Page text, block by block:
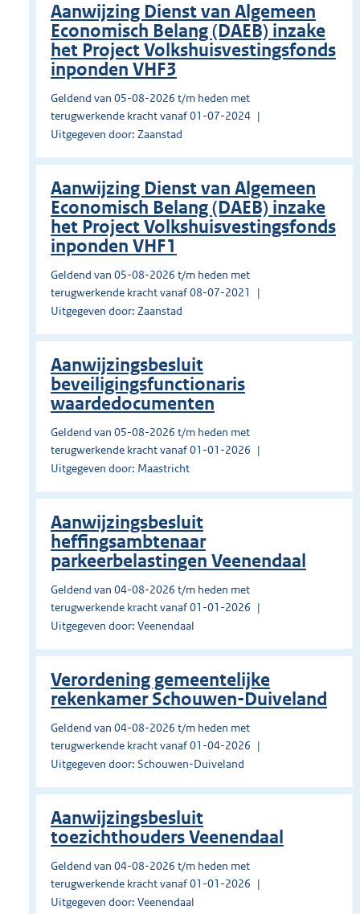
Aanwijzing Dienst van Algemeen
Economisch Belang (DAEB) inzake
het Project Volkshuisvestingsfonds
inponden VHF3
Geldend van 05-08-2026 t/m heden met
terugwerkende kracht vanaf 01-07-2024
Uitgegeven door: Zaanstad
Aanwijzing Dienst van Algemeen
Economisch Belang (DAEB) inzake
het Project Volkshuisvestingsfonds
inponden VHF1
Geldend van 05-08-2026 t/m heden met
terugwerkende kracht vanaf 08-07-2021
Uitgegeven door: Zaanstad
Aanwijzingsbesluit
beveiligingsfunctionaris
waardedocumenten
Geldend van 05-08-2026 t/m heden met
terugwerkende kracht vanaf 01-01-2026
Uitgegeven door: Maastricht
Aanwijzingsbesluit
heffingsambtenaar
parkeerbelastingen Veenendaal
Geldend van 04-08-2026 t/m heden met
terugwerkende kracht vanaf 01-01-2026
Uitgegeven door: Veenendaal
Verordening gemeentelijke
rekenkamer Schouwen-Duiveland
Geldend van 04-08-2026 t/m heden met
terugwerkende kracht vanaf 01-04-2026
Uitgegeven door: Schouwen-Duiveland
Aanwijzingsbesluit
toezichthouders Veenendaal
Geldend van 04-08-2026 t/m heden met
terugwerkende kracht vanaf 01-01-2026
Uitgegeven door: Veenendaal